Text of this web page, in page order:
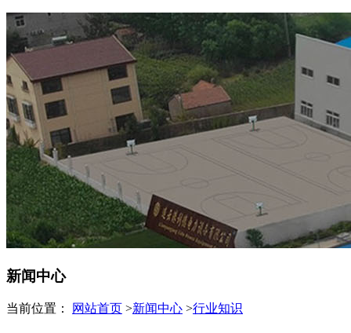
新闻中心
当前位置： 网站首页 >新闻中心 >行业知识